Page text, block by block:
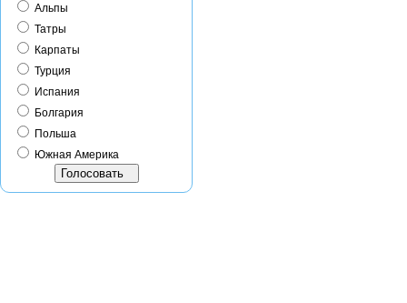
Альпы
Татры
Карпаты
Турция
Испания
Болгария
Польша
Южная Америка